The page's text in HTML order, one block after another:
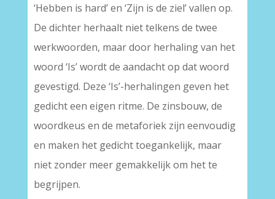
‘Hebben is hard’ en ‘Zijn is de ziel’ vallen op.
De dichter herhaalt niet telkens de twee
werkwoorden, maar door herhaling van het
woord ‘Is’ wordt de aandacht op dat woord
gevestigd. Deze ‘Is’-herhalingen geven het
gedicht een eigen ritme. De zinsbouw, de
woordkeus en de metaforiek zijn eenvoudig
en maken het gedicht toegankelijk, maar
niet zonder meer gemakkelijk om het te
begrijpen.